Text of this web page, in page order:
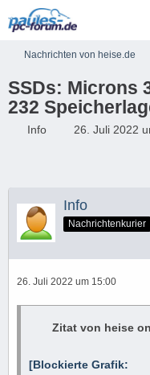
Nachrichten von heise.de
SSDs: Microns
232
Info 26. Juli 2022
Info
Nachrichtenkurier
26. Juli 2022 um 15:00
Zitat von heise
[Blockierte Grafik: